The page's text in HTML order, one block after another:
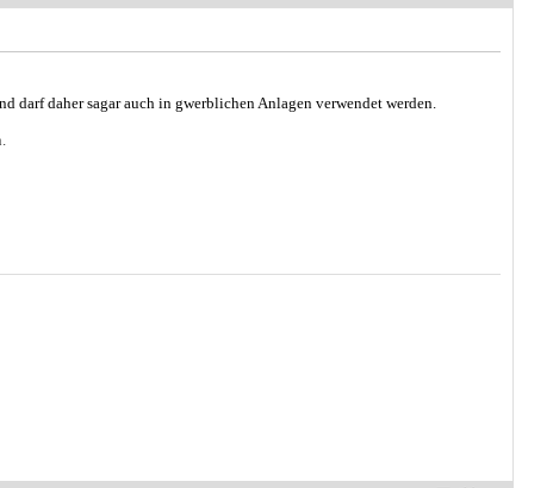
darf daher sagar auch in gwerblichen Anlagen verwendet werden.